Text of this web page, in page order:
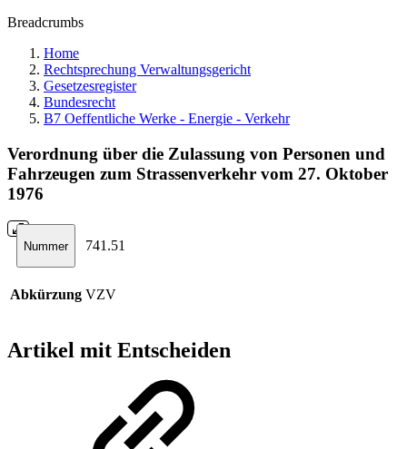
Breadcrumbs
Home
Rechtsprechung Verwaltungsgericht
Gesetzesregister
Bundesrecht
B7 Oeffentliche Werke - Energie - Verkehr
Verordnung über die Zulassung von Personen und
Fahrzeugen zum Strassenverkehr vom 27. Oktober
1976
Nummer 741.51
Abkürzung VZV
Artikel mit Entscheiden